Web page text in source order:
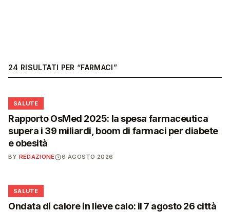
24 RISULTATI PER “FARMACI”
❤️
SALUTE
Rapporto OsMed 2025: la spesa farmaceutica
supera i 39 miliardi, boom di farmaci per diabete
e obesità
BY REDAZIONE 6 AGOSTO 2026
❤️
SALUTE
Ondata di calore in lieve calo: il 7 agosto 26 città